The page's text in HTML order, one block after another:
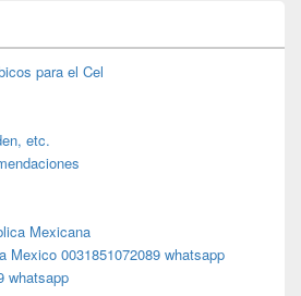
para el Cel
etc.
Mexicana
Mexico 0031851072089 whatsapp
whatsapp